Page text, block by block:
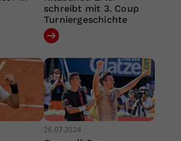
schreibt mit 3. Coup
Turniergeschichte
26.07.2024